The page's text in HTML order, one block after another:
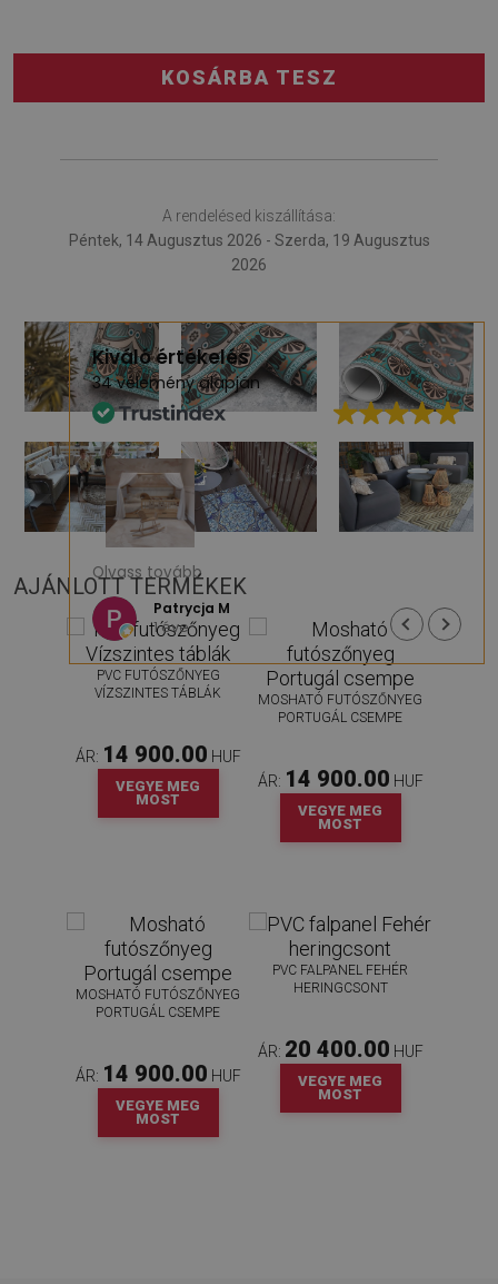
KOSÁRBA TESZ
A rendelésed kiszállítása:
Péntek, 14 Augusztus 2026 - Szerda, 19 Augusztus
2026
Kiváló értékelés
34 véleményalapján
A
Nagyon elégedett vagyok. Nagyon jó
minőségű, gyönyörű minta. Gyors szállítás.
Melegen ajánlom :)
(Google által fordítva,
eredeti
megjelenítése)
Olvass tovább
Patrycja M
1 éve
A TERMÉKÜNK KÉPEI
AJÁNLOTT TERMÉKEK
PVC FUTÓSZŐNYEG
VÍZSZINTES TÁBLÁK
ÁR: 14 900.00 HUF
VEGYE MEG
MOST
MOSHATÓ FUTÓSZŐNYEG
PORTUGÁL CSEMPE
ÁR: 14 900.00 HUF
VEGYE MEG
MOST
MOSHATÓ FUTÓSZŐNYEG
PORTUGÁL CSEMPE
ÁR: 14 900.00 HUF
VEGYE MEG
MOST
PVC FALPANEL FEHÉR
HERINGCSONT
ÁR: 20 400.00 HUF
VEGYE MEG
MOST